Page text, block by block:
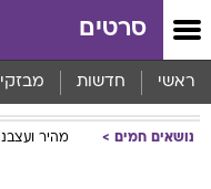
סרטים
ראשי חדשות
נושאים חמים מהיר